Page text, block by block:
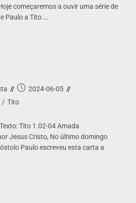
começaremos a ouvir uma série de
Paulo a Tito.…
2024-06-05
/ Tito
Tito 1.02-04 Amada
Jesus Cristo, No último domingo
Paulo escreveu esta carta a